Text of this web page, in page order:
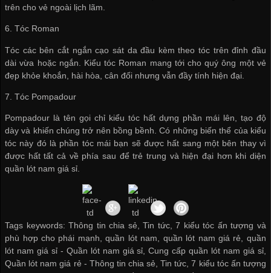
trên cho vẻ ngoài lịch lãm.
6. Tóc Roman
Tóc các bên cắt ngắn cạo sát da đầu kèm theo tóc trên đỉnh đầu
dài vừa hoặc ngắn. Kiểu tóc Roman mang tới cho quý ông một vẻ
đẹp khỏe khoắn, hài hòa, cân đối nhưng vẫn đầy tính hiện đại.
7. Tóc Pompadour
Pompadour là tên gọi chỉ kiểu tóc hất dựng phần mái lên, tạo độ
dày và khiến chúng trở nên bồng bềnh. Có những biến thể của kiểu
tóc này đó là phần tóc mái bạn sẽ được hất sang một bên thay vì
được hất tất cả về phía sau để trẻ trung và hiện đại hơn khi diện
quần lót nam giá sỉ.
Tags keywords: Thông tin chia sẻ, Tin tức, 7 kiểu tóc ấn tượng và
phù hợp cho phái mạnh, quần lót nam, quần lót nam giá rẻ, quần
lót nam giá sỉ - Quần lót nam giá sỉ ,Cung cấp quần lót nam giá sỉ,
Quần lót nam giá rẻ - Thông tin chia sẻ ,Tin tức ,7 kiểu tóc ấn tượng